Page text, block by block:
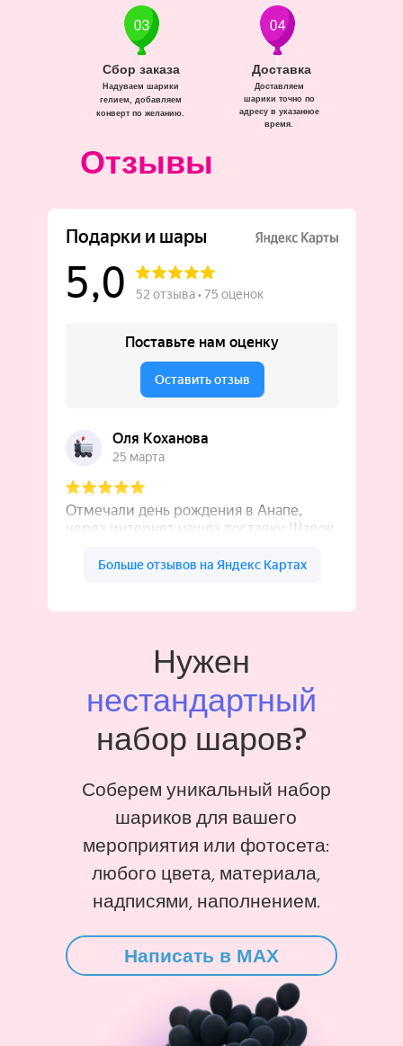
Доставка
Доставляем
шарики точно по
адресу в указанное
время.
Сбор заказа
Надуваем шарики
гелием, добавляем
конверт по желанию.
Отзывы
Нужен
нестандартный
набор шаров?
Соберем уникальный набор
шариков для вашего
мероприятия или фотосета:
любого цвета, материала,
надписями, наполнением.
Написать в MAX